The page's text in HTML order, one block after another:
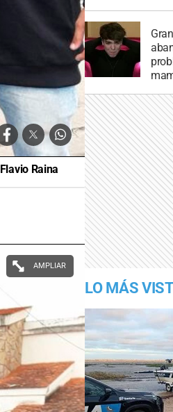
Flavio Raina
AMPLIAR
LO MÁS